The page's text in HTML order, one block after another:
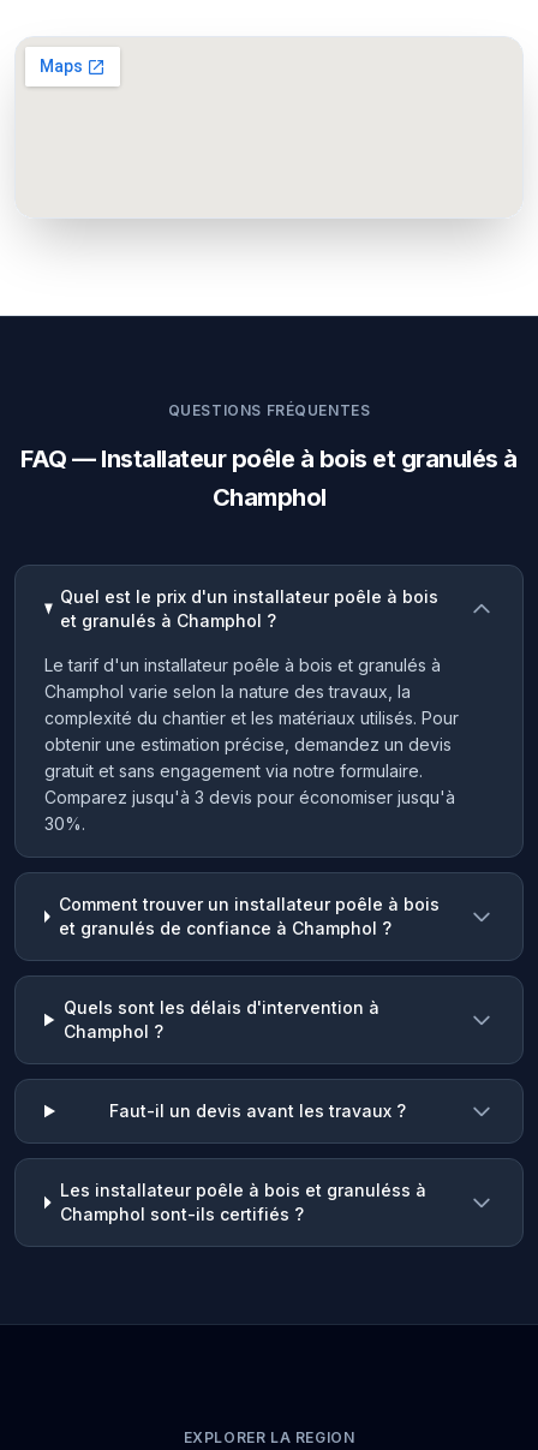
QUESTIONS FRÉQUENTES
FAQ — Installateur poêle à bois et granulés à
Champhol
Quel est le prix d'un installateur poêle à bois
et granulés à Champhol ?
Le tarif d'un installateur poêle à bois et granulés à
Champhol varie selon la nature des travaux, la
complexité du chantier et les matériaux utilisés. Pour
obtenir une estimation précise, demandez un devis
gratuit et sans engagement via notre formulaire.
Comparez jusqu'à 3 devis pour économiser jusqu'à
30%.
Comment trouver un installateur poêle à bois
et granulés de confiance à Champhol ?
Quels sont les délais d'intervention à
Champhol ?
Faut-il un devis avant les travaux ?
Les installateur poêle à bois et granuléss à
Champhol sont-ils certifiés ?
EXPLORER LA REGION